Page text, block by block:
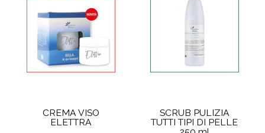
CREMA VISO
ELETTRA
SCRUB PULIZIA
TUTTI TIPI DI PELLE